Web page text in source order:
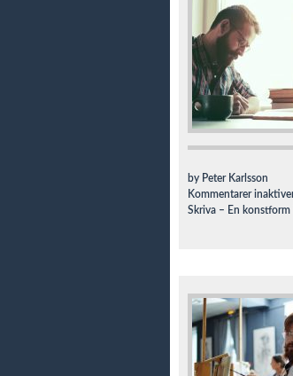
by Peter Karlsson
Kommentarer
Skriva – En konstform